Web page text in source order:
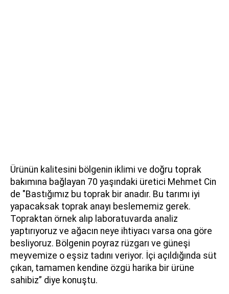
Ürünün kalitesini bölgenin iklimi ve doğru toprak
bakımına bağlayan 70 yaşındaki üretici Mehmet Cin
de "Bastığımız bu toprak bir anadır. Bu tarımı iyi
yapacaksak toprak anayı beslememiz gerek.
Topraktan örnek alıp laboratuvarda analiz
yaptırıyoruz ve ağacın neye ihtiyacı varsa ona göre
besliyoruz. Bölgenin poyraz rüzgarı ve güneşi
meyvemize o eşsiz tadını veriyor. İçi açıldığında süt
çıkan, tamamen kendine özgü harika bir ürüne
sahibiz” diye konuştu.